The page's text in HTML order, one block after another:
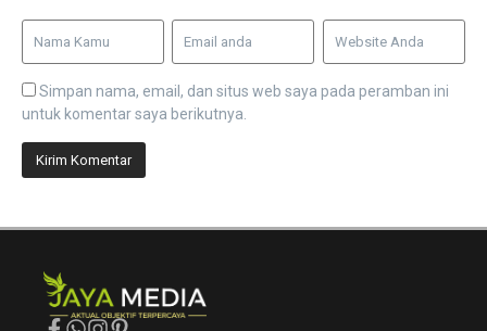
Simpan nama, email, dan situs web saya pada peramban ini
untuk komentar saya berikutnya.